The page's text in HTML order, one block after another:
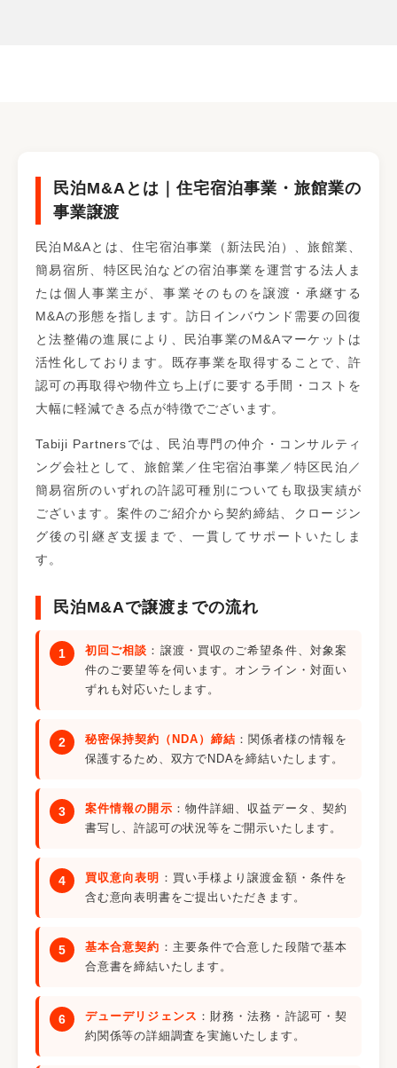
民泊M&Aとは｜住宅宿泊事業・旅館業の
事業譲渡
民泊M&Aとは、住宅宿泊事業（新法民泊）、旅館業、
簡易宿所、特区民泊などの宿泊事業を運営する法人ま
たは個人事業主が、事業そのものを譲渡・承継する
M&Aの形態を指します。訪日インバウンド需要の回復
と法整備の進展により、民泊事業のM&Aマーケットは
活性化しております。既存事業を取得することで、許
認可の再取得や物件立ち上げに要する手間・コストを
大幅に軽減できる点が特徴でございます。
Tabiji Partnersでは、民泊専門の仲介・コンサルティ
ング会社として、旅館業／住宅宿泊事業／特区民泊／
簡易宿所のいずれの許認可種別についても取扱実績が
ございます。案件のご紹介から契約締結、クロージン
グ後の引継ぎ支援まで、一貫してサポートいたしま
す。
民泊M&Aで譲渡までの流れ
初回ご相談 ：譲渡・買収のご希望条件、対象案
件のご要望等を伺います。オンライン・対面い
ずれも対応いたします。
秘密保持契約（NDA）締結 ：関係者様の情報を
保護するため、双方でNDAを締結いたします。
案件情報の開示 ：物件詳細、収益データ、契約
書写し、許認可の状況等をご開示いたします。
買収意向表明 ：買い手様より譲渡金額・条件を
含む意向表明書をご提出いただきます。
基本合意契約 ：主要条件で合意した段階で基本
合意書を締結いたします。
デューデリジェンス ：財務・法務・許認可・契
約関係等の詳細調査を実施いたします。